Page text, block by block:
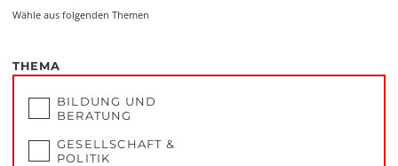
Wähle aus folgenden Themen
THEMA
BILDUNG UND
BERATUNG
GESELLSCHAFT &
POLITIK